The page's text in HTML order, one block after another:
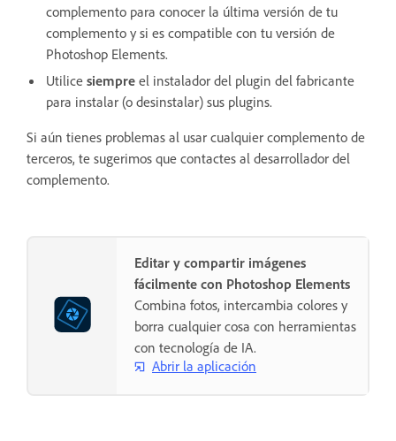
complemento para conocer la última versión de tu
complemento y si es compatible con tu versión de
Photoshop Elements.
Utilice siempre el instalador del plugin del fabricante
para instalar (o desinstalar) sus plugins.
Si aún tienes problemas al usar cualquier complemento de
terceros, te sugerimos que contactes al desarrollador del
complemento.
Editar y compartir imágenes
fácilmente con Photoshop Elements
Combina fotos, intercambia colores y
borra cualquier cosa con herramientas
con tecnología de IA.
Abrir la aplicación